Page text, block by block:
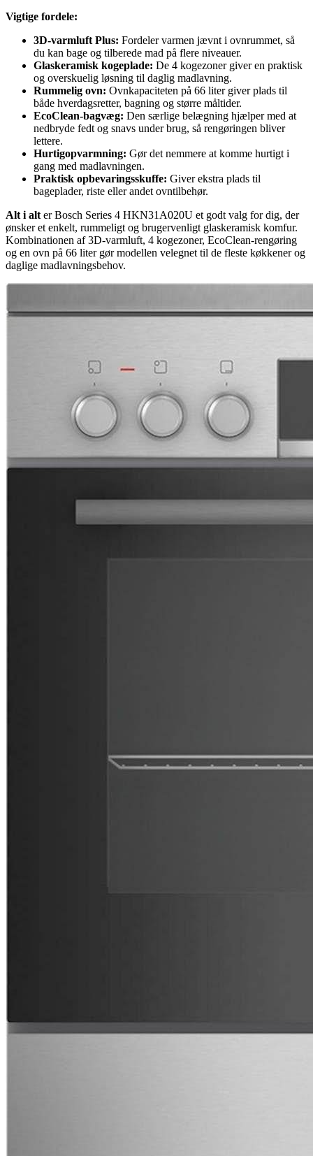
Vigtige fordele:
3D-varmluft Plus: Fordeler varmen jævnt i ovnrummet, så
du kan bage og tilberede mad på flere niveauer.
Glaskeramisk kogeplade: De 4 kogezoner giver en praktisk
og overskuelig løsning til daglig madlavning.
Rummelig ovn: Ovnkapaciteten på 66 liter giver plads til
både hverdagsretter, bagning og større måltider.
EcoClean-bagvæg: Den særlige belægning hjælper med at
nedbryde fedt og snavs under brug, så rengøringen bliver
lettere.
Hurtigopvarmning: Gør det nemmere at komme hurtigt i
gang med madlavningen.
Praktisk opbevaringsskuffe: Giver ekstra plads til
bageplader, riste eller andet ovntilbehør.
Alt i alt er Bosch Series 4 HKN31A020U et godt valg for dig, der
ønsker et enkelt, rummeligt og brugervenligt glaskeramisk komfur.
Kombinationen af 3D-varmluft, 4 kogezoner, EcoClean-rengøring
og en ovn på 66 liter gør modellen velegnet til de fleste køkkener og
daglige madlavningsbehov.